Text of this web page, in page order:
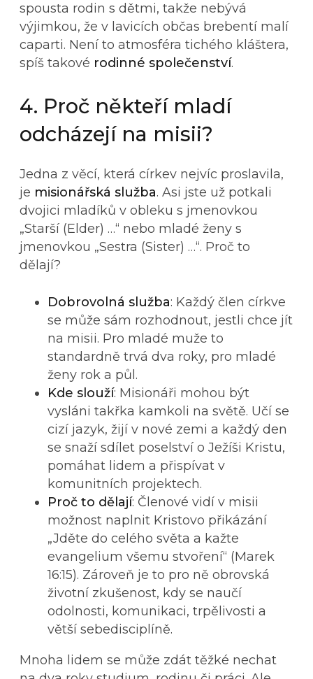
spousta rodin s dětmi, takže nebývá
výjimkou, že v lavicích občas brebentí malí
caparti. Není to atmosféra tichého kláštera,
spíš takové rodinné společenství.
4. Proč někteří mladí
odcházejí na misii?
Jedna z věcí, která církev nejvíc proslavila,
je misionářská služba. Asi jste už potkali
dvojici mladíků v obleku s jmenovkou
„Starší (Elder) …“ nebo mladé ženy s
jmenovkou „Sestra (Sister) …“. Proč to
dělají?
Dobrovolná služba: Každý člen církve
se může sám rozhodnout, jestli chce jít
na misii. Pro mladé muže to
standardně trvá dva roky, pro mladé
ženy rok a půl.
Kde slouží: Misionáři mohou být
vysláni takřka kamkoli na světě. Učí se
cizí jazyk, žijí v nové zemi a každý den
se snaží sdílet poselství o Ježíši Kristu,
pomáhat lidem a přispívat v
komunitních projektech.
Proč to dělají: Členové vidí v misii
možnost naplnit Kristovo přikázání
„Jděte do celého světa a kažte
evangelium všemu stvoření“ (Marek
16:15). Zároveň je to pro ně obrovská
životní zkušenost, kdy se naučí
odolnosti, komunikaci, trpělivosti a
větší sebedisciplíně.
Mnoha lidem se může zdát těžké nechat